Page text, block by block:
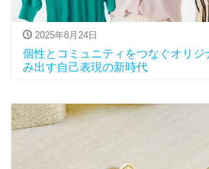
2025年8月24日
個性とコミュニティをつなぐオリジ
み出す自己表現の新時代